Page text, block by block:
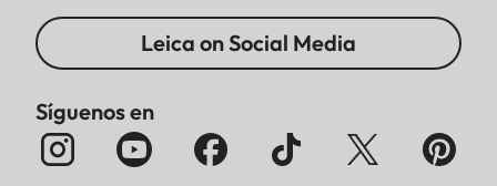
Leica on Social Media
Síguenos en